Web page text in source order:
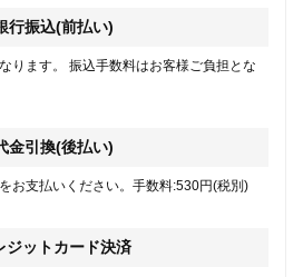
行振込(前払い)
ります。 振込手数料はお客様ご負担とな
金引換(後払い)
お支払いください。手数料:530円(税別)
ジットカード決済